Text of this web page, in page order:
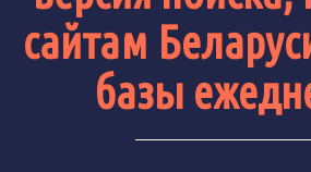
сайтам
базы